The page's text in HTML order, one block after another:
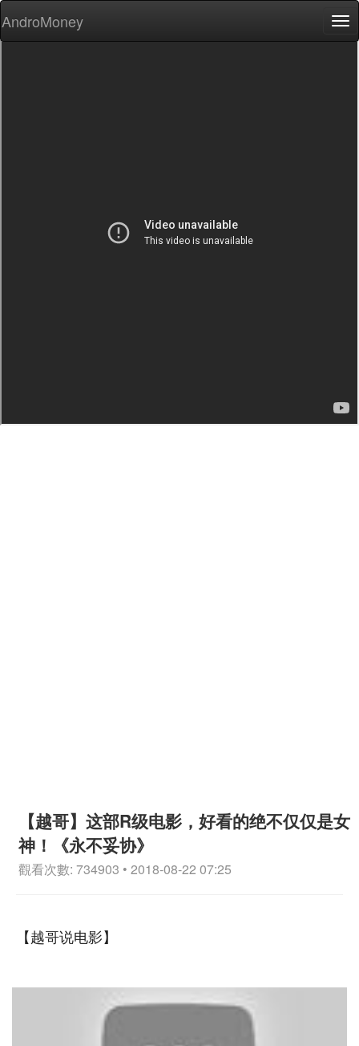
AndroMoney
【越哥】这部R级电影，好看的绝不仅仅是女
神！《永不妥协》
觀看次數: 734903 • 2018-08-22 07:25
【越哥说电影】